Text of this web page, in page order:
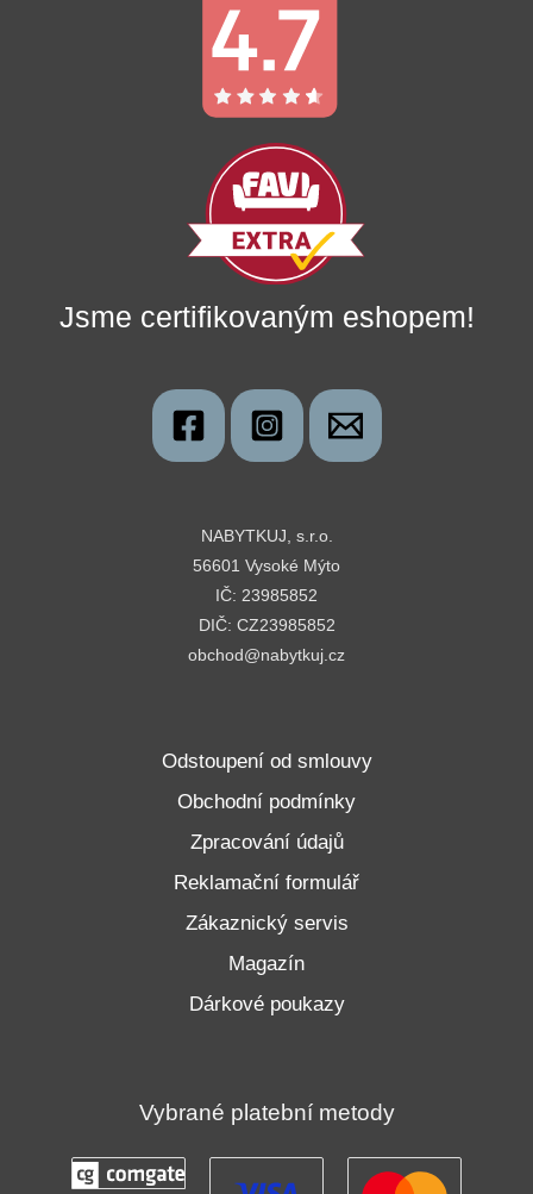
Jsme certifikovaným eshopem!
NABYTKUJ, s.r.o.
56601 Vysoké Mýto
IČ: 23985852
DIČ: CZ23985852
obchod@nabytkuj.cz
Odstoupení od smlouvy
Obchodní podmínky
Zpracování údajů
Reklamační formulář
Zákaznický servis
Magazín
Dárkové poukazy
Vybrané platební metody